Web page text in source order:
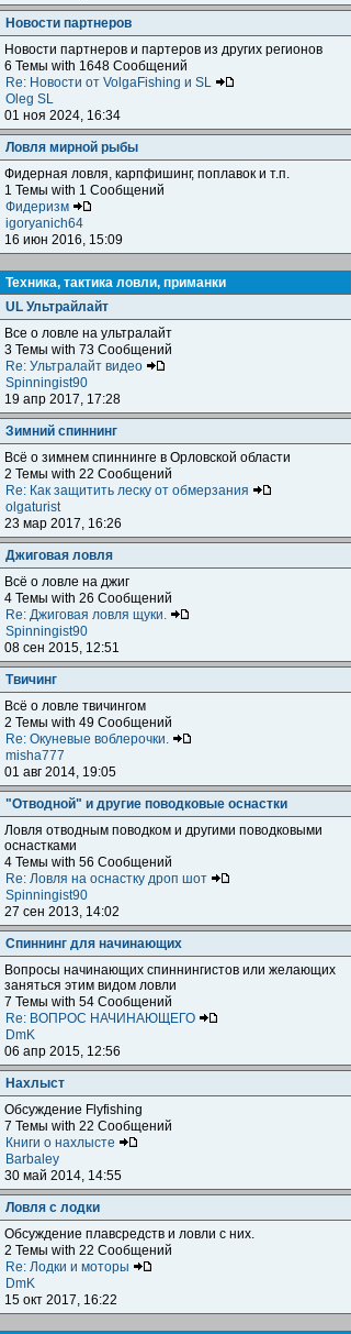
Новости партнеров
Новости партнеров и партеров из других регионов
6 Темы with 1648 Сообщений
Re: Новости от VolgaFishing и SL
Oleg SL
01 ноя 2024, 16:34
Ловля мирной рыбы
Фидерная ловля, карпфишинг, поплавок и т.п.
1 Темы with 1 Сообщений
Фидеризм
igoryanich64
16 июн 2016, 15:09
Техника, тактика ловли, приманки
UL Ультрайлайт
Все о ловле на ультралайт
3 Темы with 73 Сообщений
Re: Ультралайт видео
Spinningist90
19 апр 2017, 17:28
Зимний спиннинг
Всё о зимнем спиннинге в Орловской области
2 Темы with 22 Сообщений
Re: Как защитить леску от обмерзания
olgaturist
23 мар 2017, 16:26
Джиговая ловля
Всё о ловле на джиг
4 Темы with 26 Сообщений
Re: Джиговая ловля щуки.
Spinningist90
08 сен 2015, 12:51
Твичинг
Всё о ловле твичингом
2 Темы with 49 Сообщений
Re: Окуневые воблерочки.
misha777
01 авг 2014, 19:05
"Отводной" и другие поводковые оснастки
Ловля отводным поводком и другими поводковыми
оснастками
4 Темы with 56 Сообщений
Re: Ловля на оснастку дроп шот
Spinningist90
27 сен 2013, 14:02
Спиннинг для начинающих
Вопросы начинающих спиннингистов или желающих
заняться этим видом ловли
7 Темы with 54 Сообщений
Re: ВОПРОС НАЧИНАЮЩЕГО
DmK
06 апр 2015, 12:56
Нахлыст
Обсуждение Flyfishing
7 Темы with 22 Сообщений
Книги о нахлысте
Barbaley
30 май 2014, 14:55
Ловля с лодки
Обсуждение плавсредств и ловли с них.
2 Темы with 22 Сообщений
Re: Лодки и моторы
DmK
15 окт 2017, 16:22